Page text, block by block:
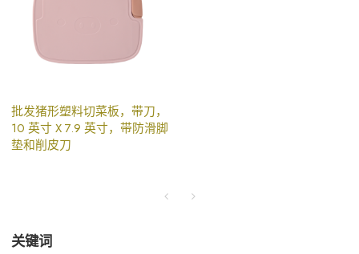
批发猪形塑料切菜板，带刀，
10 英寸 X 7.9 英寸，带防滑脚
垫和削皮刀
关键词